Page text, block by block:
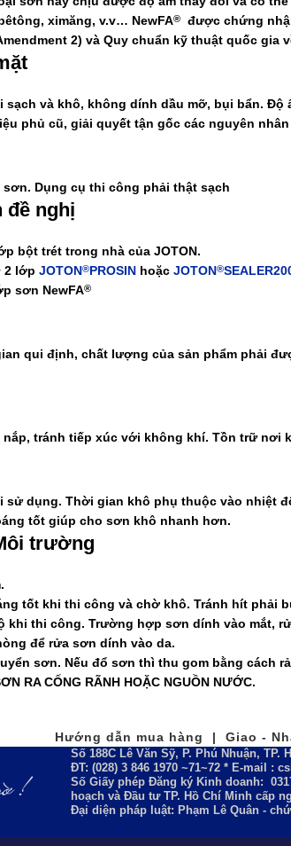
ximăng, v.v… NewFA®
được chứng
2) và Quy chuẩn kỹ thuật quốc gia
sạch và khô, không dính dầu mỡ, bụi bẩn.
phủ cũ, giải quyết tận gốc các nguyên
Dụng cụ thi công phải thật sạch
đề nghị
trét trong nhà của JOTON.
lớp JOTON®PROSINhoặc JOTON®
sơn NewFA®
qui định, chất lượng của sản phẩm phải
tránh tiếp xúc với không khí. Tồn trữ nơi
sử dụng. Thời gian khô phụ thuộc vào nhiệt
tốt giúp cho sơn khô nhanh hơn.
trường
tốt khi thi công và chờ khô. Tránh hít phải
khi thi công. Trường hợp sơn dính vào mắt,
để rửa sơn dính vào da.
sơn. Nếu đổ sơn thì thu gom bằng cách
RA CỐNG RÃNH HOẶC NGUỒN NƯỚC.
Hướng dẫn mua hàng | Giao -
Số 188C Lê Văn Sỹ, P. Phú Nhuận, TP.
ĐT: (028) 3 846 1970 ~71~72 * E-mail :
Số Giấy phép Đăng ký Kinh doanh:
hoạch và Đầu tư TP. Hồ Chí Minh cấp
Đại diện pháp luật: Phạm Lê Quân -